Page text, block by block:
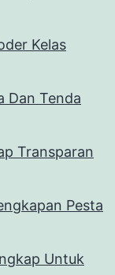
Kelas
Dan Tenda
Transparan
Pesta
Untuk